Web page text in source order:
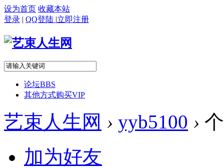
设为首页 收藏本站
登录 | QQ登陆 |立即注册
论坛BBS
其他方式购买VIP
艺束人生网 › yyb5100 ›
加为好友